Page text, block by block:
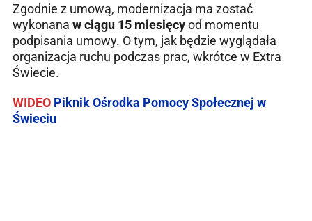
Zgodnie z umową, modernizacja ma zostać
wykonana w ciągu 15 miesięcyod momentu
podpisania umowy. O tym, jak będzie wyglądała
organizacja ruchu podczas prac, wkrótce w Extra
Świecie.
WIDEO Piknik Ośrodka Pomocy Społecznej w
Świeciu